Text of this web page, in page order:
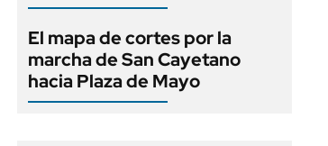
El mapa de cortes por la
marcha de San Cayetano
hacia Plaza de Mayo